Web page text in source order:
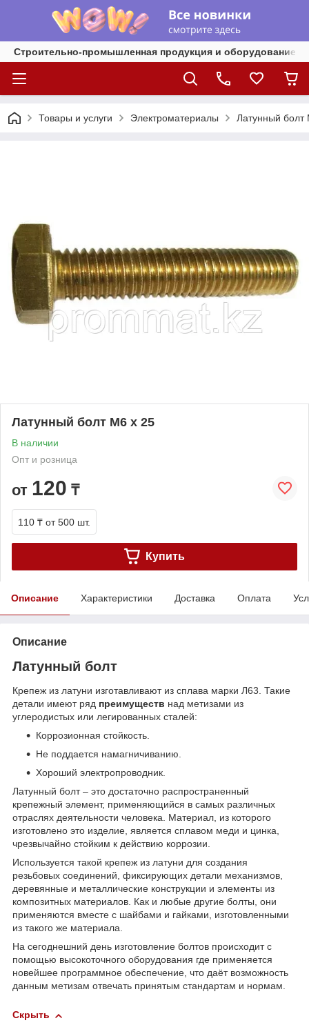
Строительно-промышленная продукция и оборудование
Товары и услуги Электроматериалы Латунный болт
Латунный болт M6 x 25
В наличии
Опт и розница
от 120 ₸
110 ₸ от 500 шт.
Купить
Описание Характеристики Доставка Оплата
Описание
Латунный болт
Крепеж из латуни изготавливают из сплава марки Л63. Такие
детали имеют ряд преимуществ над метизами из
углеродистых или легированных сталей:
Коррозионная стойкость.
Не поддается намагничиванию.
Хороший электропроводник.
Латунный болт – это достаточно распространенный
крепежный элемент, применяющийся в самых различных
отраслях деятельности человека. Материал, из которого
изготовлено это изделие, является сплавом меди и цинка,
чрезвычайно стойким к действию коррозии.
Используется такой крепеж из латуни для создания
резьбовых соединений, фиксирующих детали механизмов,
деревянные и металлические конструкции и элементы из
композитных материалов. Как и любые другие болты, они
применяются вместе с шайбами и гайками, изготовленными
из такого же материала.
На сегоднешний день изготовление болтов происходит с
помощью высокоточного оборудования где применяется
новейшее программное обеспечение, что даёт возможность
данным метизам отвечать принятым стандартам и нормам.
Скрыть